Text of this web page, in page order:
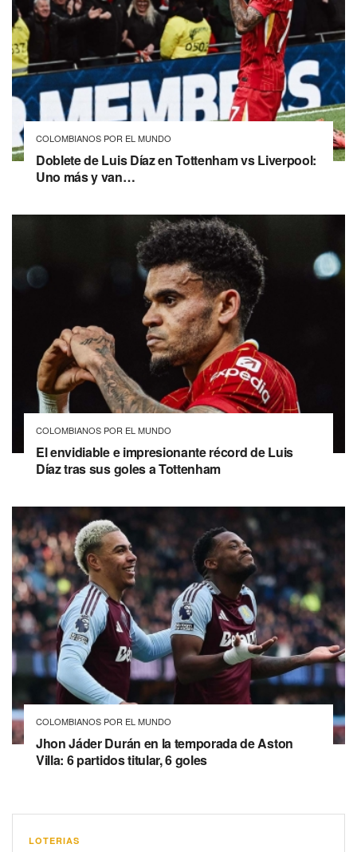
COLOMBIANOS POR EL MUNDO
Doblete de Luis Díaz en Tottenham vs Liverpool:
Uno más y van…
COLOMBIANOS POR EL MUNDO
El envidiable e impresionante récord de Luis
Díaz tras sus goles a Tottenham
COLOMBIANOS POR EL MUNDO
Jhon Jáder Durán en la temporada de Aston
Villa: 6 partidos titular, 6 goles
LOTERIAS